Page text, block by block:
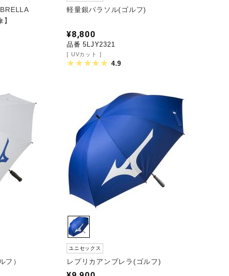
軽量銀パラソル(ゴルフ)
¥8,800
品番 5LJY2321
UVカット
4.9
フ）
ユニセックス
レプリカアンブレラ(ゴルフ)